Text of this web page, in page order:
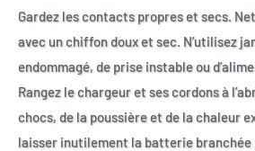
Gardez les contacts propres et secs.
avec un chiffon doux et sec. N’utilisez
endommagé, de prise instable ou
Rangez le chargeur et ses cordons à
chocs, de la poussière et de la chaleur
laisser inutilement la batterie branchée